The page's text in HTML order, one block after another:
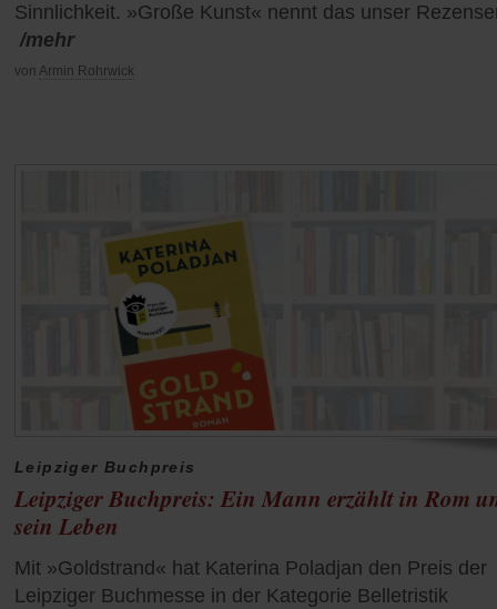
Sinnlichkeit. »Große Kunst« nennt das unser
/mehr
von Armin Rohrwick
Leipziger Buchpreis
Leipziger Buchpreis: Ein Mann erzählt in Rom
sein Leben
Mit »Goldstrand« hat Katerina Poladjan den Preis der
Leipziger Buchmesse in der Kategorie Belletristik